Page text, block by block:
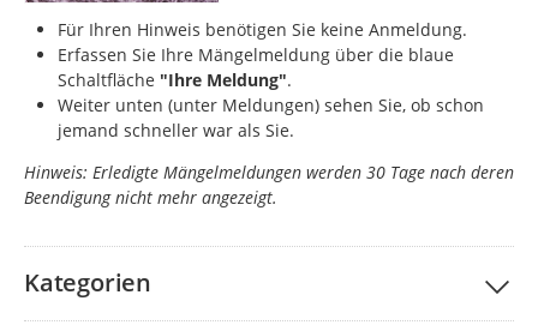
Für Ihren Hinweis benötigen Sie keine Anmeldung.
Erfassen Sie Ihre Mängelmeldung über die blaue
Schaltfläche "Ihre Meldung".
Weiter unten (unter Meldungen) sehen Sie, ob schon
jemand schneller war als Sie.
Hinweis: Erledigte Mängelmeldungen werden 30 Tage nach deren
Beendigung nicht mehr angezeigt.
Kategorien